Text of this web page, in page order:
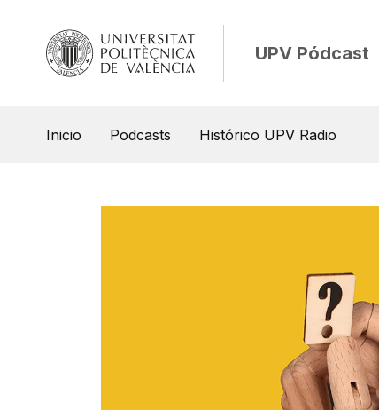
UPV Pódcast
Inicio Podcasts Histórico UPV Radio